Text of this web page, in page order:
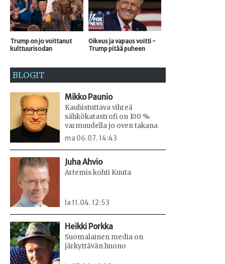
Trump on jo voittanut
kulttuurisodan
Oikeus ja vapaus voitti -
Trump pitää puheen
BLOGIT
Mikko Paunio
Kauhistuttava vihreä
sähkökatastrofi on 100 %
varmuudella jo oven takana
ma 06.07. 14:43
Juha Ahvio
Artemis kohti Kuuta
la 11.04. 12:53
Heikki Porkka
Suomalainen media on
järkyttävän huono